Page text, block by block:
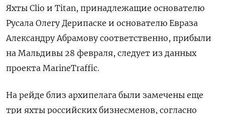
Яхты Clio и Titan, принадлежащие основателю
Русала Олегу Дерипаске и основателю Евраза
Александру Абрамову соответственно, прибыли
на Мальдивы 28 февраля, следует из данных
проекта MarineTraffic.
На рейде близ архипелага были замечены еще
три яхты российских бизнесменов, согласно